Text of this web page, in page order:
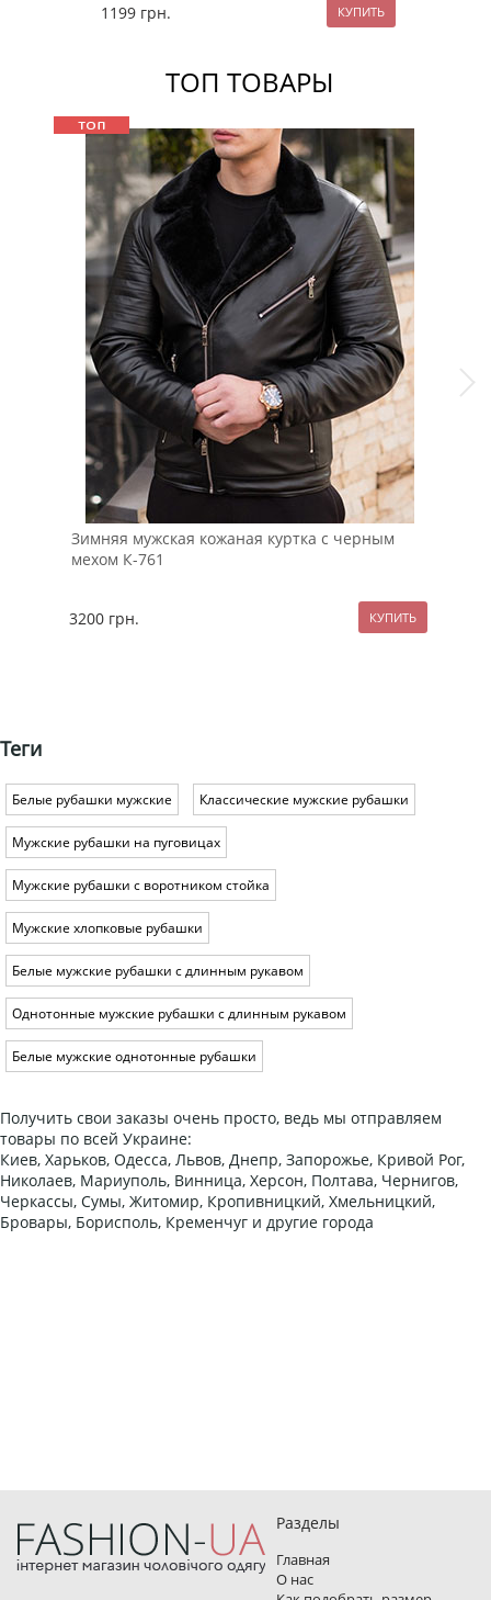
1199 грн.
ТОП ТОВАРЫ
Зимняя мужская кожаная куртка с черным
мехом К-761
3200 грн.
Теги
Белые рубашки мужские Классические мужские рубашки
Мужские рубашки на пуговицах
Мужские рубашки с воротником стойка
Мужские хлопковые рубашки
Белые мужские рубашки с длинным рукавом
Однотонные мужские рубашки с длинным рукавом
Белые мужские однотонные рубашки
Получить свои заказы очень просто, ведь мы отправляем
товары по всей Украине:
Киев, Харьков, Одесса, Львов, Днепр, Запорожье, Кривой Рог,
Николаев, Мариуполь, Винница, Херсон, Полтава, Чернигов,
Черкассы, Сумы, Житомир, Кропивницкий, Хмельницкий,
Бровары, Борисполь, Кременчуг и другие города
Разделы
Главная
О нас